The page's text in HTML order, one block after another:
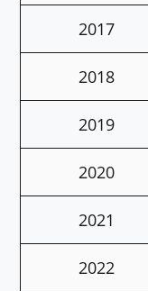
2017
2018
2019
2020
2021
2022